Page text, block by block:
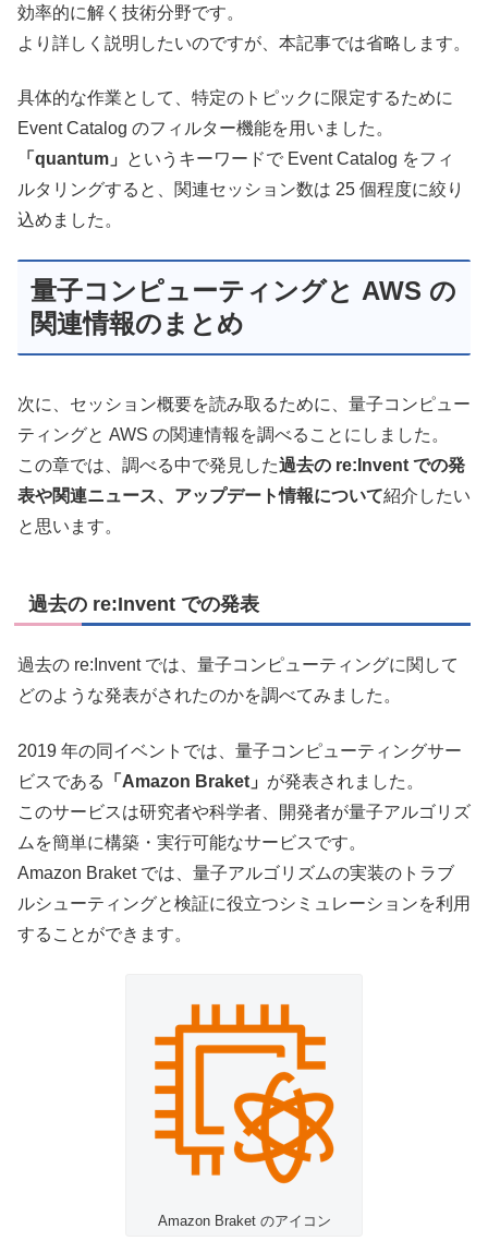
効率的に解く技術分野です。
より詳しく説明したいのですが、本記事では省略します。
具体的な作業として、特定のトピックに限定するために
Event Catalog のフィルター機能を用いました。
「quantum」
というキーワードで Event Catalog をフィ
ルタリングすると、関連セッション数は 25 個程度に絞り
込めました。
量子コンピューティングと AWS の
関連情報のまとめ
次に、セッション概要を読み取るために、量子コンピュー
ティングと AWS の関連情報を調べることにしました。
この章では、調べる中で発見した過去の re:Invent での発
表や関連ニュース、アップデート情報について紹介したい
と思います。
過去の re:Invent での発表
過去の re:Invent では、量子コンピューティングに関して
どのような発表がされたのかを調べてみました。
2019 年の同イベントでは、量子コンピューティングサー
ビスである
「Amazon Braket」 が発表されました。
このサービスは研究者や科学者、開発者が量子アルゴリズ
ムを簡単に構築・実行可能なサービスです。
Amazon Braket では、量子アルゴリズムの実装のトラブ
ルシューティングと検証に役立つシミュレーションを利用
することができます。
Amazon Braket のアイコン